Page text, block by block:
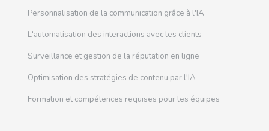
Personnalisation de la communication grâce à l'IA
L'automatisation des interactions avec les clients
Surveillance et gestion de la réputation en ligne
Optimisation des stratégies de contenu par l'IA
Formation et compétences requises pour les équipes